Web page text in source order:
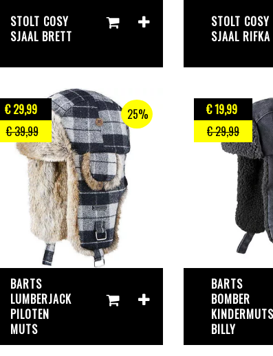
STOLT COSY
SJAAL BRETT
STOLT COSY
SJAAL RIFKA
€ 29,99
€ 39,99
25%
BARTS
LUMBERJACK
PILOTEN
MUTS
€ 19,99
€ 29,99
BARTS
BOMBER
KINDERMUTS
BILLY